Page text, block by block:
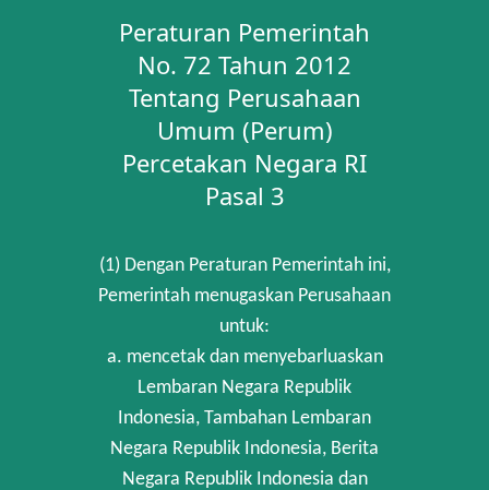
Peraturan Pemerintah
No. 72 Tahun 2012
Tentang Perusahaan
Umum (Perum)
Percetakan Negara RI
Pasal 3
(1) Dengan Peraturan Pemerintah ini,
Pemerintah menugaskan Perusahaan
untuk:
a. mencetak dan menyebarluaskan
Lembaran Negara Republik
Indonesia, Tambahan Lembaran
Negara Republik Indonesia, Berita
Negara Republik Indonesia dan